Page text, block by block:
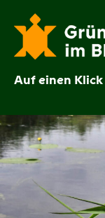
Inhalt
springen
Grünheide
im
Blick
Auf einen